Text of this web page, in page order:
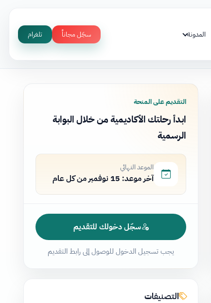
المدونة سجّل مجاناً تلغرام
التقديم على المنحة
ابدأ رحلتك الأكاديمية من خلال البوابة
الرسمية
الموعد النهائي
آخر موعد: 15 نوفمبر من كل عام
سجّل دخولك للتقديم
يجب تسجيل الدخول للوصول إلى رابط التقديم
التصنيفات